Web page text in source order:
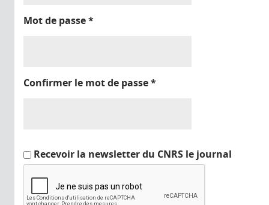
Mot de passe*
Confirmer le mot de passe*
Recevoir la newsletter du CNRS le journal